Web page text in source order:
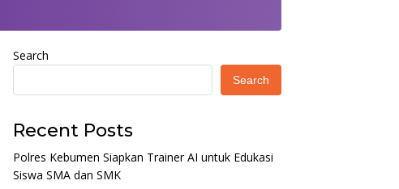
Search
Search
Recent Posts
Polres Kebumen Siapkan Trainer AI untuk Edukasi
Siswa SMA dan SMK